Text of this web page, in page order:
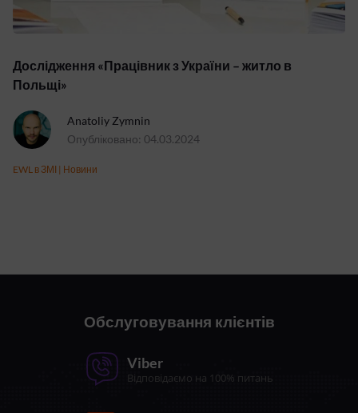
Дослідження «Працівник з України – житло в
Польщі»
Anatoliy Zymnin
Опубліковано: 04.03.2024
EWL в ЗМІ | Новини
Обслуговування клієнтів
Viber
Відповідаємо на 100% питань